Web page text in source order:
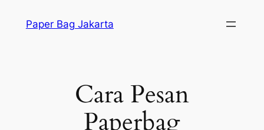
Paper Bag Jakarta
Cara Pesan
Paperbag